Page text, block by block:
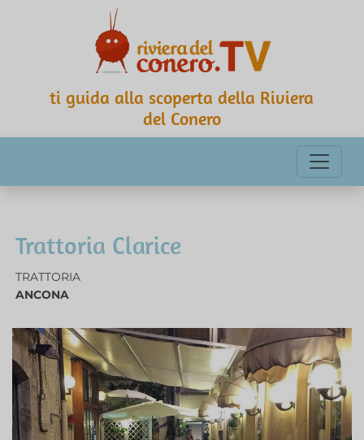
ti guida alla scoperta della Riviera
del Conero
Trattoria Clarice
TRATTORIA
ANCONA